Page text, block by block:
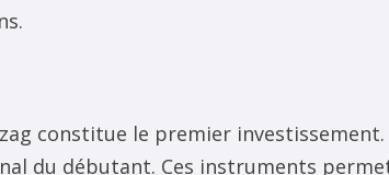
constitue le premier
du débutant. Ces instruments